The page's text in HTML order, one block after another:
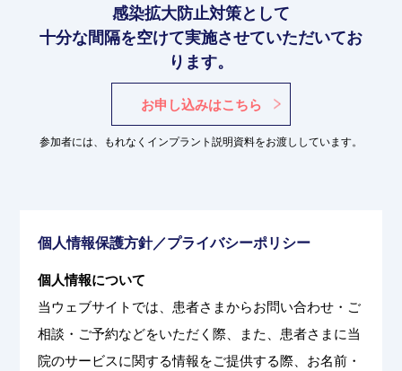
感染拡大防止対策として
十分な間隔を空けて実施させていただいてお
ります。
お申し込みはこちら
参加者には、もれなくインプラント説明資料をお渡ししています。
個人情報保護方針／プライバシーポリシー
個人情報について
当ウェブサイトでは、患者さまからお問い合わせ・ご
相談・ご予約などをいただく際、また、患者さまに当
院のサービスに関する情報をご提供する際、お名前・